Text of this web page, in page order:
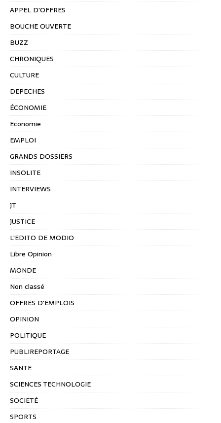
APPEL D'OFFRES
BOUCHE OUVERTE
BUZZ
CHRONIQUES
CULTURE
DEPECHES
ÉCONOMIE
Economie
EMPLOI
GRANDS DOSSIERS
INSOLITE
INTERVIEWS
JT
JUSTICE
L'EDITO DE MODIO
Libre Opinion
MONDE
Non classé
OFFRES D'EMPLOIS
OPINION
POLITIQUE
PUBLIREPORTAGE
SANTE
SCIENCES TECHNOLOGIE
SOCIETÉ
SPORTS